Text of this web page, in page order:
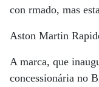
con rmado, mas
Aston Martin
A marca, que
concessionária no